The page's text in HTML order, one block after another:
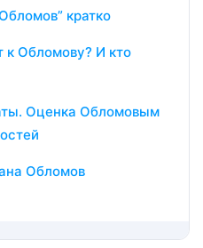
кратко
к Обломову? И кто
Оценка Обломовым
Обломов